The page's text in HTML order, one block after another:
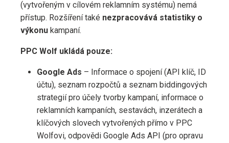
(vytvořeným v cílovém reklamním systému) nemá
přístup. Rozšíření také nezpracovává statistiky o
výkonu kampaní.
PPC Wolf ukládá pouze:
Google Ads – Informace o spojení (API klíč, ID
účtu), seznam rozpočtů a seznam biddingových
strategií pro účely tvorby kampaní, informace o
reklamních kampaních, sestavách, inzerátech a
klíčových slovech vytvořených přímo v PPC
Wolfovi, odpovědi Google Ads API (pro opravu